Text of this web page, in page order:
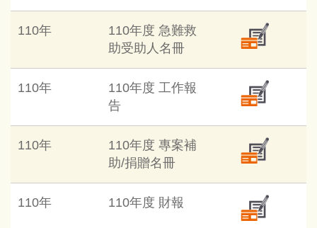
110年
110年度 急難救
助受助人名冊
110年
110年度 工作報
告
110年
110年度 專案補
助/捐贈名冊
110年 110年度 財報